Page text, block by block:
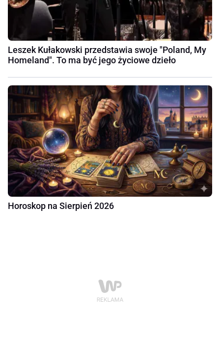
Leszek Kułakowski przedstawia swoje "Poland, My
Homeland". To ma być jego życiowe dzieło
Horoskop na Sierpień 2026